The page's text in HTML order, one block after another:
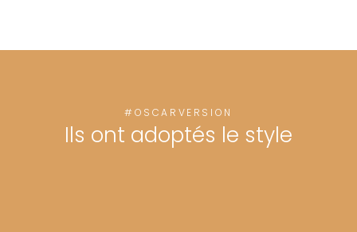
#OSCARVERSION
Ils ont adoptés le style